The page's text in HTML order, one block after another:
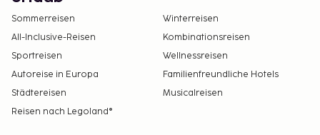
Sommerreisen
Winterreisen
All-Inclusive-Reisen
Kombinationsreisen
Sportreisen
Wellnessreisen
Autoreise in Europa
Familienfreundliche Hotels
Städtereisen
Musicalreisen
Reisen nach Legoland®